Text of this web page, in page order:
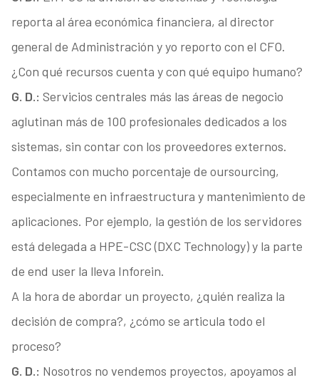
reporta al área económica financiera, al director
general de Administración y yo reporto con el CFO.
¿Con qué recursos cuenta y con qué equipo humano?
G. D.: Servicios centrales más las áreas de negocio
aglutinan más de 100 profesionales dedicados a los
sistemas, sin contar con los proveedores externos.
Contamos con mucho porcentaje de oursourcing,
especialmente en infraestructura y mantenimiento de
aplicaciones. Por ejemplo, la gestión de los servidores
está delegada a HPE-CSC (DXC Technology) y la parte
de end user la lleva Inforein.
A la hora de abordar un proyecto, ¿quién realiza la
decisión de compra?, ¿cómo se articula todo el
proceso?
G. D.: Nosotros no vendemos proyectos, apoyamos al